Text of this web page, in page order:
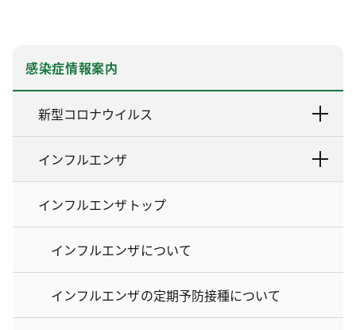
感染症情報案内
新型コロナウイルス
インフルエンザ
インフルエンザトップ
インフルエンザについて
インフルエンザの定期予防接種について